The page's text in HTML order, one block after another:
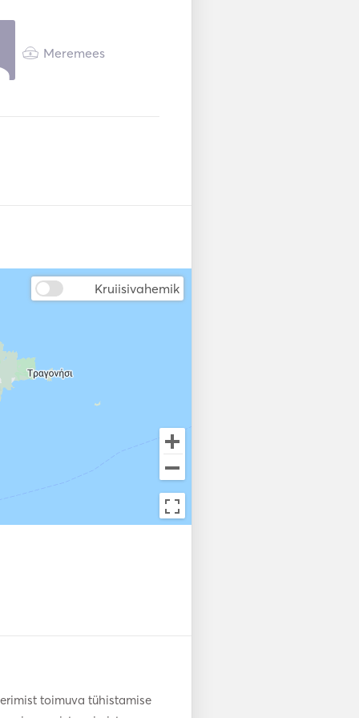
Meremees
Kruiisivahemik
toimuva tühistamise